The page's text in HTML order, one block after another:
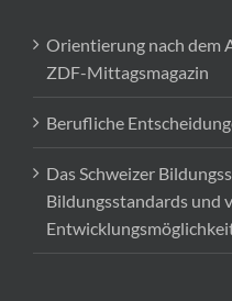
Orientierung nach dem
ZDF-Mittagsmagazin
Berufliche
Das Schweizer
Bildungsstandards und